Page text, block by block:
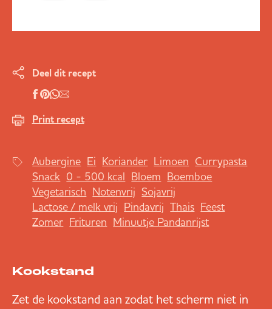
Deel dit recept
Print recept
Aubergine Ei Koriander Limoen Currypasta
Snack 0 - 500 kcal Bloem Boemboe
Vegetarisch Notenvrij Sojavrij
Lactose / melk vrij Pindavrij Thais Feest
Zomer Frituren Minuutje Pandanrijst
Kookstand
Zet de kookstand aan zodat het scherm niet in